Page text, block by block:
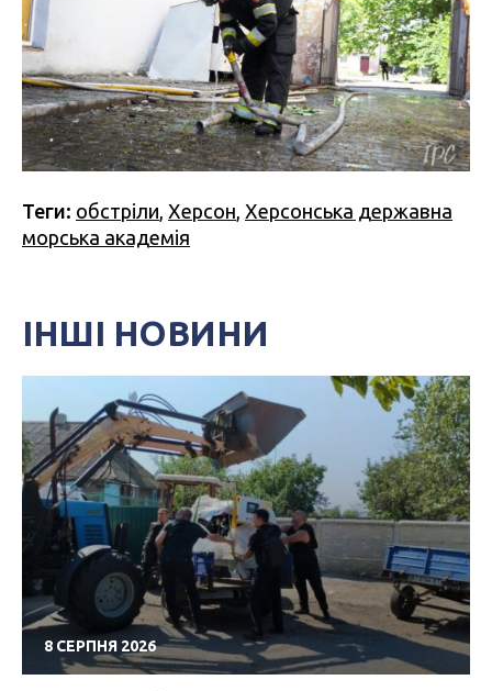
Теги: обстріли, Херсон, Херсонська державна
морська академія
ІНШІ НОВИНИ
8 СЕРПНЯ 2026